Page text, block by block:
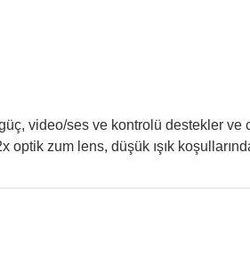
video/ses ve kontrolü destekler ve
zum lens, düşük ışık